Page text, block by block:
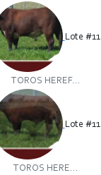
Lote #11
TOROS HEREF...
Lote #11
TOROS HERE...